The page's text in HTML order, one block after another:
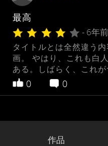
最高
- 6年前
タイトルとは全然違う
画。 やはり、これも白
ある。しばらく、これ
0 0
作品